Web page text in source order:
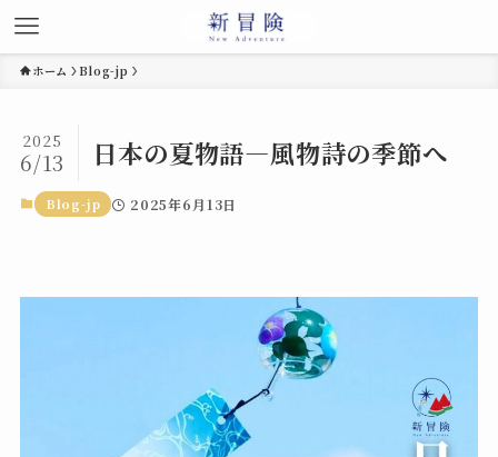
ホーム Blog-jp
日本の夏物語―風物詩の季節へ
2025
6/13
Blog-jp 2025年6月13日